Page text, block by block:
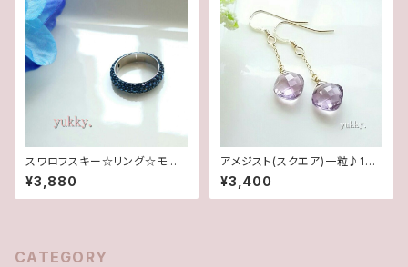
スワロフスキー☆リング☆モンタ
ナ(11.5号)
¥3,880
アメジスト(スクエア)一粒♪14k
gfピアス
¥3,400
CATEGORY